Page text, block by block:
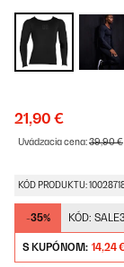
21,90 €
Uvádzacia cena:39,90 €
KÓD PRODUKTU:
-35% KÓD:
S KUPÓNOM: 14,24 €